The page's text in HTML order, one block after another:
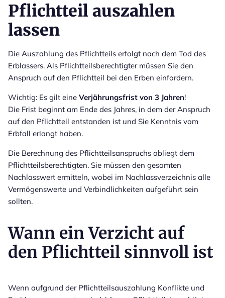
Pflichtteil auszahlen
lassen
Die Auszahlung des Pflichtteils erfolgt nach dem Tod des
Erblassers. Als Pflichtteilsberechtigter müssen Sie den
Anspruch auf den Pflichtteil bei den Erben einfordern.
Wichtig: Es gilt eine Verjährungsfrist von 3 Jahren!
Die Frist beginnt am Ende des Jahres, in dem der Anspruch
auf den Pflichtteil entstanden ist und Sie Kenntnis vom
Erbfall erlangt haben.
Die Berechnung des Pflichtteilsanspruchs obliegt dem
Pflichtteilsberechtigten. Sie müssen den gesamten
Nachlasswert ermitteln, wobei im Nachlassverzeichnis alle
Vermögenswerte und Verbindlichkeiten aufgeführt sein
sollten.
Wann ein Verzicht auf
den Pflichtteil sinnvoll ist
Wenn aufgrund der Pflichtteilsauszahlung Konflikte und